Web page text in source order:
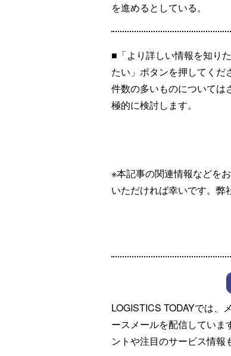
を進めるとしている。
■「より詳しい情報を知り
たい」ボタンを押してくだ
件数の多いものについては
極的に検討します。
※本記事の関連情報などを
いただければ幸いです。弊
LOGISTICS TODAYでは、
ースメールを配信してい
ントや注目のサービス情報